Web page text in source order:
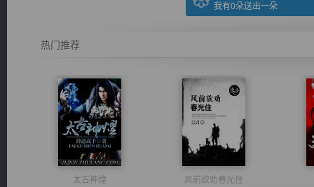
我有0朵送出一朵
热门推荐
太古神煌 风前欲劝春光住